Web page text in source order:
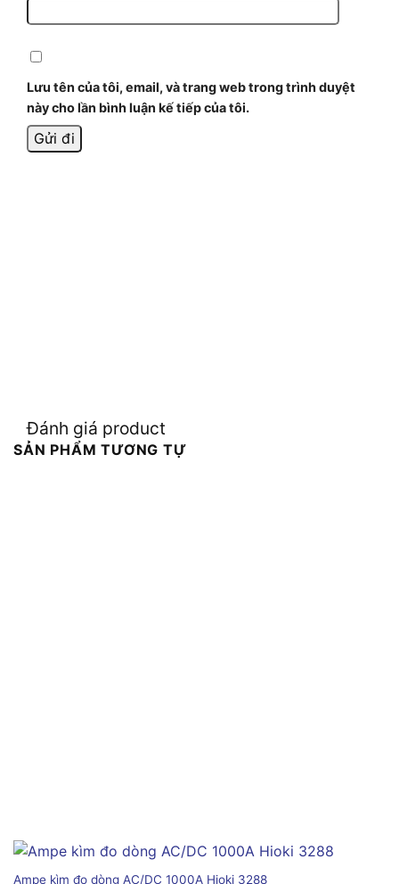
Lưu tên của tôi, email, và trang web trong trình duyệt
này cho lần bình luận kế tiếp của tôi.
Đánh giá product
SẢN PHẨM TƯƠNG TỰ
Ampe kìm đo dòng AC/DC 1000A Hioki 3288